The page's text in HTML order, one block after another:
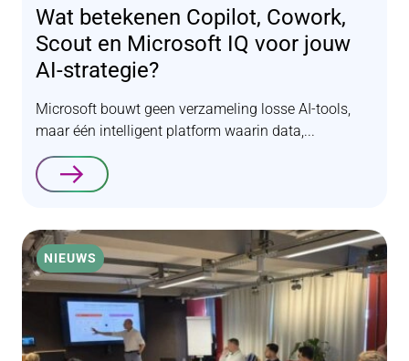
Wat betekenen Copilot, Cowork,
Scout en Microsoft IQ voor jouw
AI-strategie?
Microsoft bouwt geen verzameling losse AI-tools,
maar één intelligent platform waarin data,...
Lees verder
NIEUWS